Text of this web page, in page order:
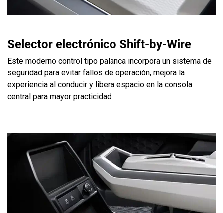
Selector electrónico Shift-by-Wire
Este moderno control tipo palanca incorpora un sistema de
seguridad para evitar fallos de operación, mejora la
experiencia al conducir y libera espacio en la consola
central para mayor practicidad.